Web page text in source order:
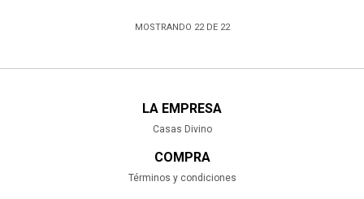
MOSTRANDO 22DE 22
LA EMPRESA
Casas Divino
COMPRA
Términos y condiciones